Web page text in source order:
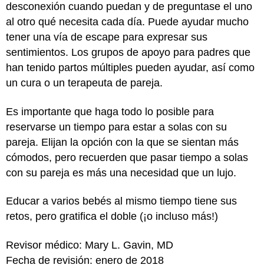
desconexión cuando puedan y de preguntase el uno
al otro qué necesita cada día. Puede ayudar mucho
tener una vía de escape para expresar sus
sentimientos. Los grupos de apoyo para padres que
han tenido partos múltiples pueden ayudar, así como
un cura o un terapeuta de pareja.
Es importante que haga todo lo posible para
reservarse un tiempo para estar a solas con su
pareja. Elijan la opción con la que se sientan más
cómodos, pero recuerden que pasar tiempo a solas
con su pareja es más una necesidad que un lujo.
Educar a varios bebés al mismo tiempo tiene sus
retos, pero gratifica el doble (¡o incluso más!)
Revisor médico: Mary L. Gavin, MD
Fecha de revisión: enero de 2018